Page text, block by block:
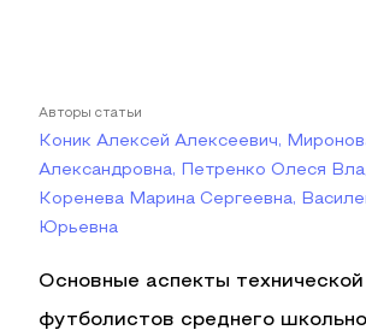
Авторы статьи
Коник Алексей Алексеевич,
Александровна, Петренко Олеся
Коренева Марина Сергеевна,
Юрьевна
Основные аспекты технической
футболистов среднего